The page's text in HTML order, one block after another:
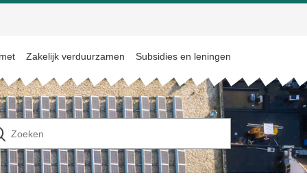
Zakelijk verduurzamen Subsidies en leningen